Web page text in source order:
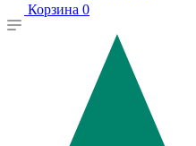
Корзина 0